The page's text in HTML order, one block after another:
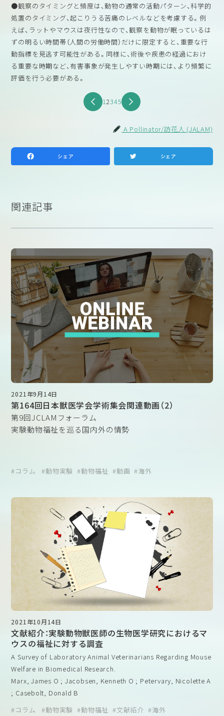
●観察のタイミングと頻度は、動物の通常の活動パターン、科学的
処置のタイミング、起こりうる苦痛のレベルなどを考慮する。例
えば、ラットやマウスは夜行性なので、観察を動物が眠っているは
ずの明るい時間帯（人間の労働時間）だけに限定すると、重要な行
動指標を見逃す可能性がある。同様に、術後や疾患の経過におけ
る重要な時期など、有害事象が発生しやすい時期には、より頻繁に
評価を行う必要がある。
12345
A Pollinator/訪花人 (JALAM)
シェア シェア
関連記事
2021年9月14日
第164回日本獣医学会学術集会関連動画（2）
第9回JCLAMフォーラム
実験動物福祉を巡る国内外の情勢
黒沢努先生（鹿児島大学 共同獣医学部）
コラム 動物実験 動物福祉 動画 海外
2021年10月14日
文献紹介：実験動物獣医師の生物医学研究におけるマ
ウスの福祉に対する調査
A Survey of Laboratory Animal Veterinarians Regarding Mouse
Welfare in Biomedical Research.
Marx, James O ; Jacobsen, Kenneth O ; Petervary, Nicolette A
; Casebolt, Donald B
JAALAS, Volume 60, Number 2, March 2021, pp. 139-145(7)
コラム 動物実験 動物福祉 文献紹介 海外